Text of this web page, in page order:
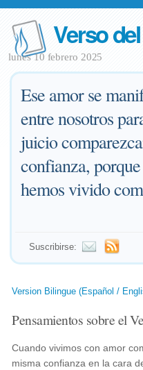
Verso
lunes 10 febrero 2025
Ese amor se
entre nosotros
juicio
confianza,
hemos vivido
Suscribirse:
Version Bilingue (Español /
Pensamientos sobre el
Cuando vivimos con amor
misma confianza en la cara